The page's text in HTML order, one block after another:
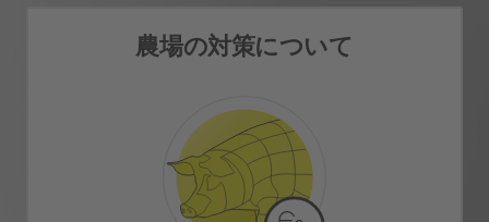
農場の対策について